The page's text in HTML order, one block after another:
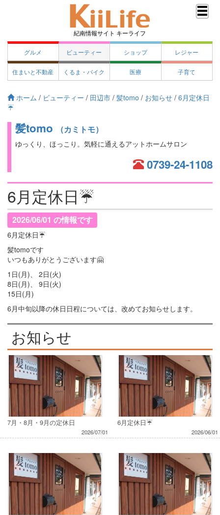
紀南情報サイト キーライフ
グルメ ビューティー ショップ レジャー
住まいと不動産 くるま・バイク 医療 子育て
ホーム / ビューティー / 田辺市 / 髪tomo / お知らせ / 6月定休日
☔
髪tomo （カミトモ）
ゆっくり、ほっこり。気軽に通えるアットホームサロン
0739-24-1108
6月定休日☔
2026/06/01 の情報です
6月定休日☔
髪tomoです
いつもありがとうございます🤗
1日(月)、 2日(火)
8日(月)、 9日(火)
15日(月)
6月中旬以降の休日日程については、改めてお知らせします。
お知らせ
7月・8月・9月の定休日
2026/07/01
6月定休日☔
2026/06/01